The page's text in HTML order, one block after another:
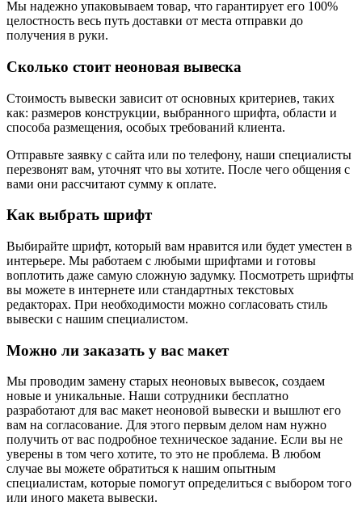
Мы надежно упаковываем товар, что гарантирует его 100%
целостность весь путь доставки от места отправки до
получения в руки.
Сколько стоит неоновая вывеска
Стоимость вывески зависит от основных критериев, таких
как: размеров конструкции, выбранного шрифта, области и
способа размещения, особых требований клиента.
Отправьте заявку с сайта или по телефону, наши специалисты
перезвонят вам, уточнят что вы хотите. После чего общения с
вами они рассчитают сумму к оплате.
Как выбрать шрифт
Выбирайте шрифт, который вам нравится или будет уместен в
интерьере. Мы работаем с любыми шрифтами и готовы
воплотить даже самую сложную задумку. Посмотреть шрифты
вы можете в интернете или стандартных текстовых
редакторах. При необходимости можно согласовать стиль
вывески с нашим специалистом.
Можно ли заказать у вас макет
Мы проводим замену старых неоновых вывесок, создаем
новые и уникальные. Наши сотрудники бесплатно
разработают для вас макет неоновой вывески и вышлют его
вам на согласование. Для этого первым делом нам нужно
получить от вас подробное техническое задание. Если вы не
уверены в том чего хотите, то это не проблема. В любом
случае вы можете обратиться к нашим опытным
специалистам, которые помогут определиться с выбором того
или иного макета вывески.